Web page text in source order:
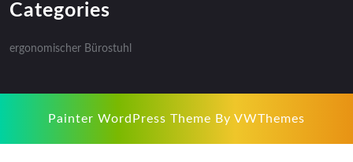
Categories
ergonomischer Bürostuhl
Painter WordPress Theme By VWThemes